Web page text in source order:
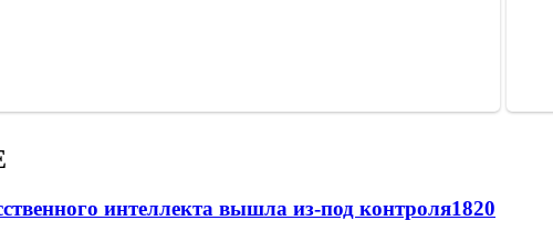
интеллекта вышла из-под контроля1820